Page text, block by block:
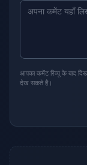
आपका कमेंट रिव्यू के बाद
देख सकते हैं।